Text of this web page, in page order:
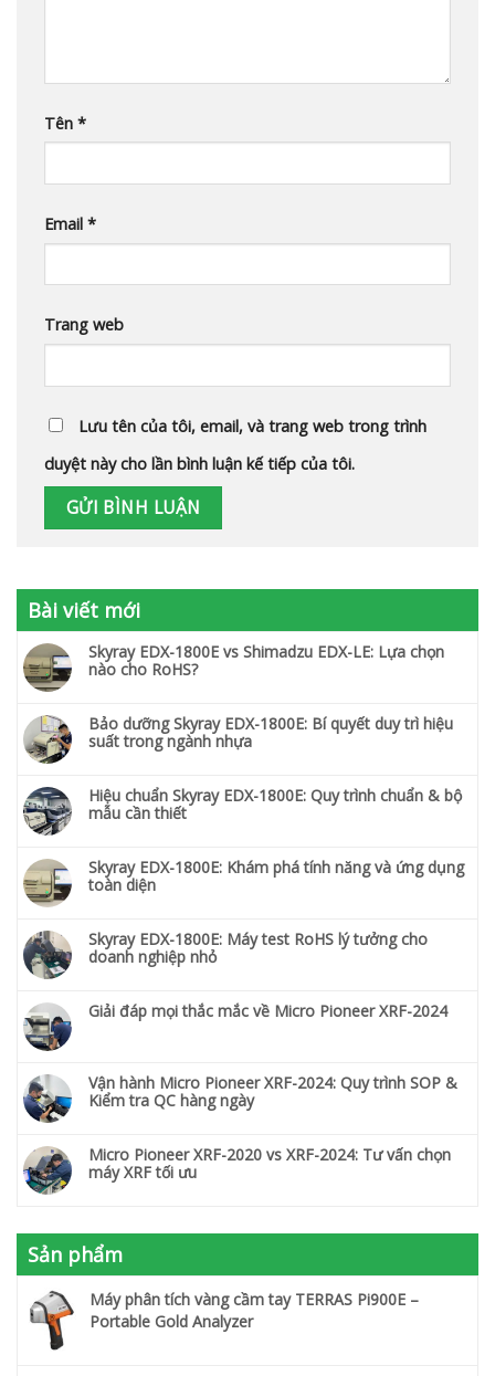
Tên *
Email *
Trang web
Lưu tên của tôi, email, và trang web trong trình
duyệt này cho lần bình luận kế tiếp của tôi.
Bài viết mới
Skyray EDX-1800E vs Shimadzu EDX-LE: Lựa chọn
nào cho RoHS?
Bảo dưỡng Skyray EDX-1800E: Bí quyết duy trì hiệu
suất trong ngành nhựa
Hiệu chuẩn Skyray EDX-1800E: Quy trình chuẩn & bộ
mẫu cần thiết
Skyray EDX-1800E: Khám phá tính năng và ứng dụng
toàn diện
Skyray EDX-1800E: Máy test RoHS lý tưởng cho
doanh nghiệp nhỏ
Giải đáp mọi thắc mắc về Micro Pioneer XRF-2024
Vận hành Micro Pioneer XRF-2024: Quy trình SOP &
Kiểm tra QC hàng ngày
Micro Pioneer XRF-2020 vs XRF-2024: Tư vấn chọn
máy XRF tối ưu
Sản phẩm
Máy phân tích vàng cầm tay TERRAS Pi900E –
Portable Gold Analyzer